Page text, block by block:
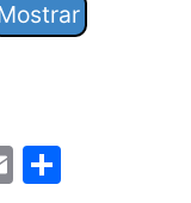
E S